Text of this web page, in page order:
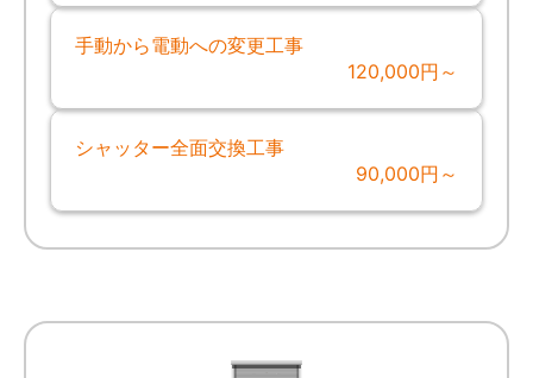
手動から電動への変更工事
120,000円～
シャッター全面交換工事
90,000円～